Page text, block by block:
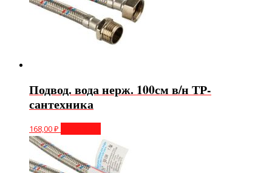
Подвод. вода нерж. 100см в/н ТР-
сантехника
168,00₽